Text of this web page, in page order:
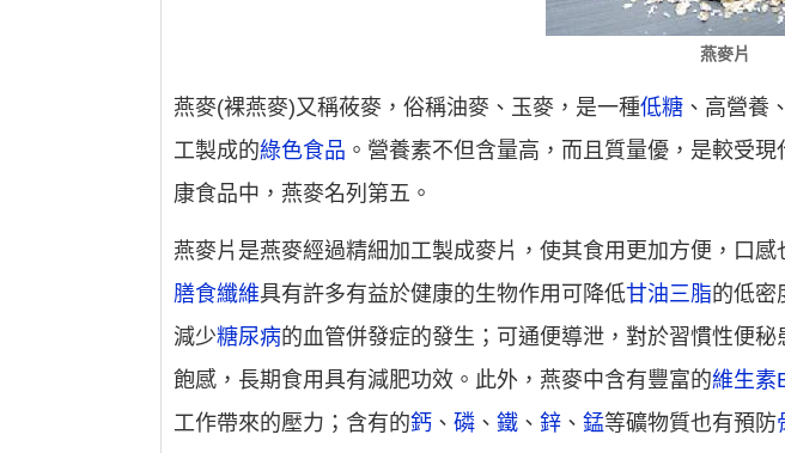
燕麥片
燕麥(裸燕麥)又稱莜麥，俗稱油麥、玉麥，是一種低糖 、高營養
工製成的綠色食品 。營養素不但含量高，而且質量優，是較受
康食品中，燕麥名列第五。
燕麥片是燕麥經過精細加工製成麥片，使其食用更加方便，口
膳食纖維具有許多有益於健康的生物作用可降低甘油三脂的低密
減少糖尿病的血管併發症的發生；可通便導泄，對於習慣性便
飽感，長期食用具有減肥功效。此外，燕麥中含有豐富的維生素
工作帶來的壓力；含有的鈣 、磷 、鐵 、鋅 、錳等礦物質也有預防